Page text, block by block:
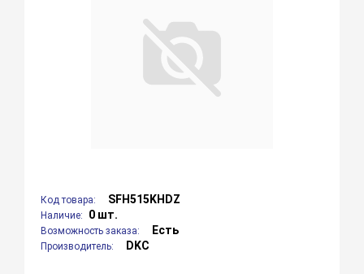
Код товара: SFH515KHDZ
Наличие: 0 шт.
Возможность заказа: Есть
Производитель: DKC